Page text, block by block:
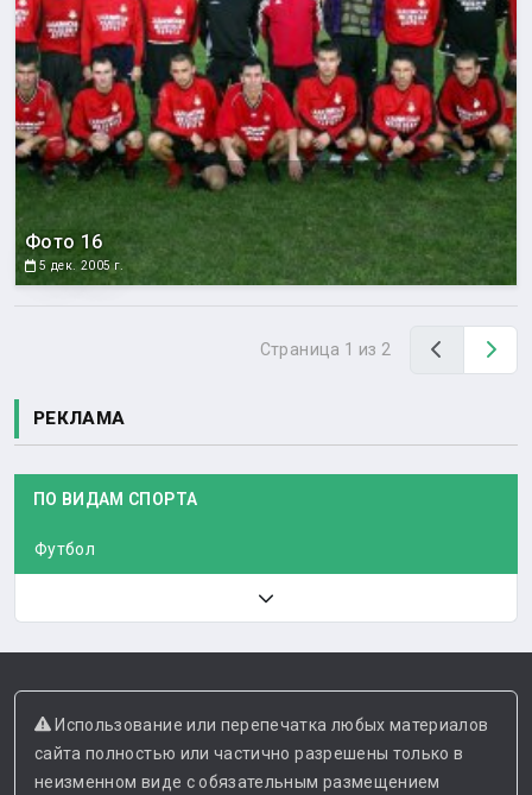
Фото 16
5 дек. 2005 г.
Страница 1 из 2 Назад
РЕКЛАМА
ПО ВИДАМ СПОРТА
Футбол
Использование или перепечатка любых материалов
сайта полностью или частично разрешены только в
неизменном виде с обязательным размещением